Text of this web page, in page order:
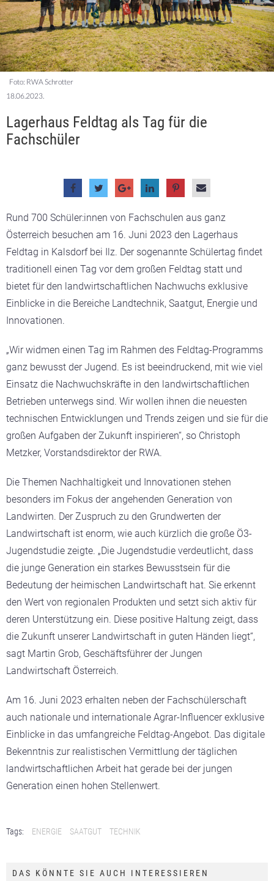
Foto: RWA Schrotter
18.06.2023.
Lagerhaus Feldtag als Tag für die
Fachschüler
Rund 700 Schüler:innen von Fachschulen aus ganz
Österreich besuchen am 16. Juni 2023 den Lagerhaus
Feldtag in Kalsdorf bei Ilz. Der sogenannte Schülertag findet
traditionell einen Tag vor dem großen Feldtag statt und
bietet für den landwirtschaftlichen Nachwuchs exklusive
Einblicke in die Bereiche Landtechnik, Saatgut, Energie und
Innovationen.
„Wir widmen einen Tag im Rahmen des Feldtag-Programms
ganz bewusst der Jugend. Es ist beeindruckend, mit wie viel
Einsatz die Nachwuchskräfte in den landwirtschaftlichen
Betrieben unterwegs sind. Wir wollen ihnen die neuesten
technischen Entwicklungen und Trends zeigen und sie für die
großen Aufgaben der Zukunft inspirieren“, so Christoph
Metzker, Vorstandsdirektor der RWA.
Die Themen Nachhaltigkeit und Innovationen stehen
besonders im Fokus der angehenden Generation von
Landwirten. Der Zuspruch zu den Grundwerten der
Landwirtschaft ist enorm, wie auch kürzlich die große Ö3-
Jugendstudie zeigte. „Die Jugendstudie verdeutlicht, dass
die junge Generation ein starkes Bewusstsein für die
Bedeutung der heimischen Landwirtschaft hat. Sie erkennt
den Wert von regionalen Produkten und setzt sich aktiv für
deren Unterstützung ein. Diese positive Haltung zeigt, dass
die Zukunft unserer Landwirtschaft in guten Händen liegt“,
sagt Martin Grob, Geschäftsführer der Jungen
Landwirtschaft Österreich.
Am 16. Juni 2023 erhalten neben der Fachschülerschaft
auch nationale und internationale Agrar-Influencer exklusive
Einblicke in das umfangreiche Feldtag-Angebot. Das digitale
Bekenntnis zur realistischen Vermittlung der täglichen
landwirtschaftlichen Arbeit hat gerade bei der jungen
Generation einen hohen Stellenwert.
Tags: ENERGIE SAATGUT TECHNIK
DAS KÖNNTE SIE AUCH INTERESSIEREN